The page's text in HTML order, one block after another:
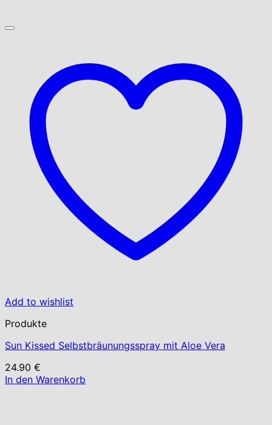
Add to wishlist
Produkte
Sun Kissed Selbstbräunungsspray mit Aloe Vera
24.90 €
In den Warenkorb